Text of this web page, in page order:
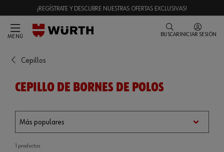
¡REGÍSTRATE Y DESCUBRE NUESTRAS OFERTAS EXCLUSIVAS!
MENÚ BUSCAR INICIAR SESIÓN
Cepillos
CEPILLO DE BORNES DE POLOS
1 productos